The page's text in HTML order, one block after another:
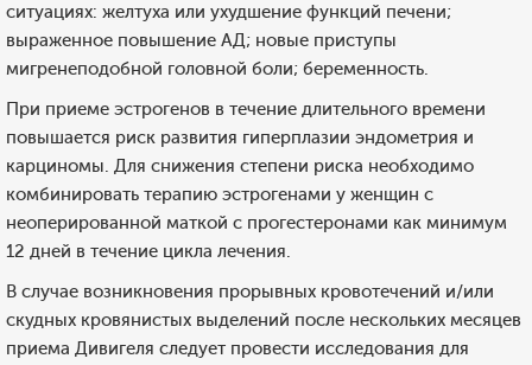
ситуациях: желтуха или ухудшение функций печени;
выраженное повышение АД; новые приступы
мигренеподобной головной боли; беременность.
При приеме эстрогенов в течение длительного времени
повышается риск развития гиперплазии эндометрия и
карциномы. Для снижения степени риска необходимо
комбинировать терапию эстрогенами у женщин с
неоперированной маткой с прогестеронами как минимум
12 дней в течение цикла лечения.
В случае возникновения прорывных кровотечений и/или
скудных кровянистых выделений после нескольких месяцев
приема Дивигеля следует провести исследования для